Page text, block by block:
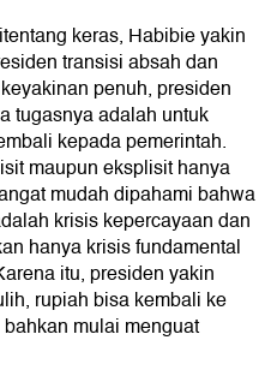
keras, Habibie yakin
transisi absah dan
penuh, presiden
tugasnya adalah untuk
kepada pemerintah.
maupun eksplisit hanya
mudah dipahami bahwa
krisis kepercayaan dan
hanya krisis fundamental
itu, presiden yakin
rupiah bisa kembali ke
mulai menguat